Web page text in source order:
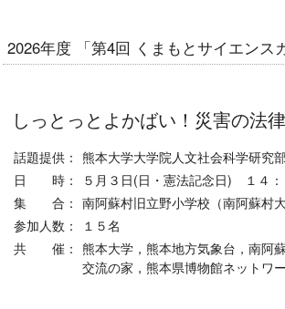
2026年度 「第4回 くまもとサイエンス
しっとっとよかばい！災害の法律
話題提供： 熊本大学大学院人文社会科学研究
日 時：
５月３日(日・憲法記念日) １４：
集 合： 南阿蘇村旧立野小学校（南阿蘇村
参加人数：
１５名
共 催： 熊本大学，熊本地方気象台，南阿
交流の家，熊本県博物館ネットワ